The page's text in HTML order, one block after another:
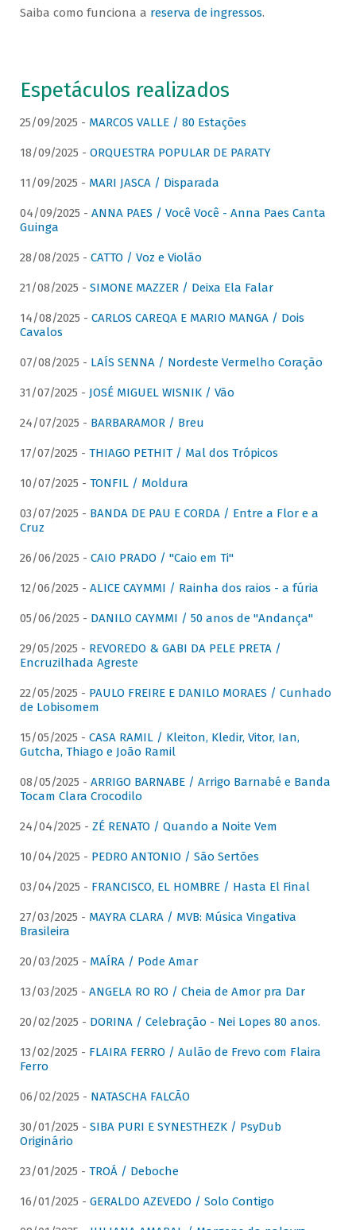
Saiba como funciona a reserva de ingressos.
Espetáculos realizados
25/09/2025 - MARCOS VALLE / 80 Estações
18/09/2025 - ORQUESTRA POPULAR DE PARATY
11/09/2025 - MARI JASCA / Disparada
04/09/2025 - ANNA PAES / Você Você - Anna Paes Canta
Guinga
28/08/2025 - CATTO / Voz e Violão
21/08/2025 - SIMONE MAZZER / Deixa Ela Falar
14/08/2025 - CARLOS CAREQA E MARIO MANGA / Dois
Cavalos
07/08/2025 - LAÍS SENNA / Nordeste Vermelho Coração
31/07/2025 - JOSÉ MIGUEL WISNIK / Vão
24/07/2025 - BARBARAMOR / Breu
17/07/2025 - THIAGO PETHIT / Mal dos Trópicos
10/07/2025 - TONFIL / Moldura
03/07/2025 - BANDA DE PAU E CORDA / Entre a Flor e a
Cruz
26/06/2025 - CAIO PRADO / "Caio em Ti"
12/06/2025 - ALICE CAYMMI / Rainha dos raios - a fúria
05/06/2025 - DANILO CAYMMI / 50 anos de "Andança"
29/05/2025 - REVOREDO & GABI DA PELE PRETA /
Encruzilhada Agreste
22/05/2025 - PAULO FREIRE E DANILO MORAES / Cunhado
de Lobisomem
15/05/2025 - CASA RAMIL / Kleiton, Kledir, Vitor, Ian,
Gutcha, Thiago e João Ramil
08/05/2025 - ARRIGO BARNABE / Arrigo Barnabé e Banda
Tocam Clara Crocodilo
24/04/2025 - ZÉ RENATO / Quando a Noite Vem
10/04/2025 - PEDRO ANTONIO / São Sertões
03/04/2025 - FRANCISCO, EL HOMBRE / Hasta El Final
27/03/2025 - MAYRA CLARA / MVB: Música Vingativa
Brasileira
20/03/2025 - MAÍRA / Pode Amar
13/03/2025 - ANGELA RO RO / Cheia de Amor pra Dar
20/02/2025 - DORINA / Celebração - Nei Lopes 80 anos.
13/02/2025 - FLAIRA FERRO / Aulão de Frevo com Flaira
Ferro
06/02/2025 - NATASCHA FALCÃO
30/01/2025 - SIBA PURI E SYNESTHEZK / PsyDub
Originário
23/01/2025 - TROÁ / Deboche
16/01/2025 - GERALDO AZEVEDO / Solo Contigo